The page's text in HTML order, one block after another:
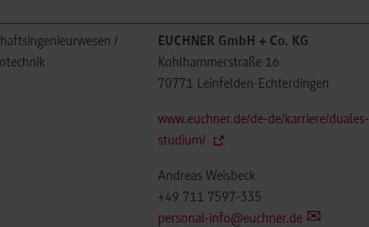
/
EUCHNER GmbH + Co. KG
Kohlhammerstraße 16
70771 Leinfelden-Echterdingen
www.euchner.de/de-de/karriere/duales-
studium/
Andreas Weisbeck
+49 711 7597-335
personal-info@euchner.de